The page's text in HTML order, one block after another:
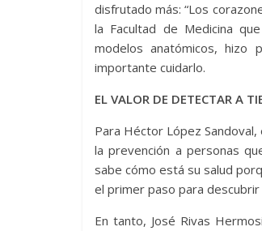
disfrutado más: “Los
la Facultad de Medicina
modelos anatómicos, hizo
importante cuidarlo.
EL VALOR DE DETECTAR A
Para Héctor López
la prevención a personas
sabe cómo está su salud
el primer paso para
En tanto, José Rivas